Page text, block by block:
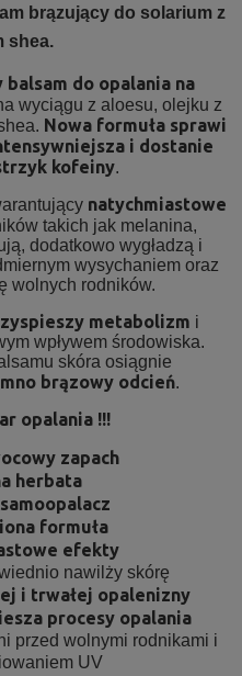
brązujący do solarium z
shea.
do opalania na
wyciągu z aloesu, olejku z
Nowa formuła sprawi
i dostanie
kofeiny.
natychmiastowe
takich jak melanina,
dodatkowo wygładzą i
wysychaniem oraz
wolnych rodników.
metabolizm i
wpływem środowiska.
skóra osiągnie
brązowy odcień.
opalania !!!
zapach
herbata
formuła
efekty
nawilży skórę
i trwałej opalenizny
procesy opalania
przed wolnymi rodnikami i
UV